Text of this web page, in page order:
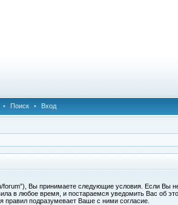
• Поиск • Вход
Вы принимаете следующие условия. Если Вы
в любое время, и постараемся уведомить Вас об
подразумевает Ваше с ними согласие.